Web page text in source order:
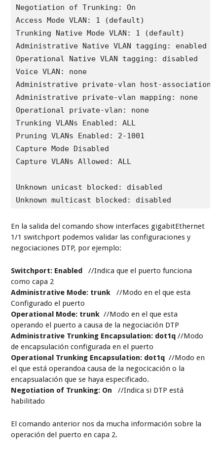
Operational Dot1q Ethertype:  0x8100
Negotiation of Trunking: On
Access Mode VLAN: 1 (default)
Trunking Native Mode VLAN: 1 (default)
Administrative Native VLAN tagging: enabled
Operational Native VLAN tagging: disabled
Voice VLAN: none
Administrative private-vlan host-association:
Administrative private-vlan mapping: none
Operational private-vlan: none
Trunking VLANs Enabled: ALL
Pruning VLANs Enabled: 2-1001
Capture Mode Disabled
Unknown unicast blocked: disabled
En la salida del comando show interfaces gigabitEthernet
1/1 switchport podemos validar las configuraciones y
Switchport: Enabled
como capa 2
Administrative Mode: trunk
Configurado el puerto
Operational Mode: trunk//Modo en el que esta
operando el puerto a causa de la negociación DTP
Administrative Trunking Encapsulation: dot1q
de encapsulación configurada en el puerto
Operational Trunking Encapsulation: dot1q//Modo en
el que está operandoa causa de la negocicación o la
encapsualación que se haya especificado.
Negotiation of Trunking: On
El comando anterior nos da mucha información sobre la